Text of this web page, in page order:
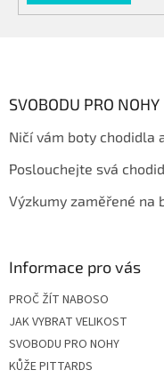
SVOBODU PRO NOHY
Ničí vám boty chodidla
Poslouchejte svá
Výzkumy zaměřené na
Informace pro vás
PROČ ŽÍT NABOSO
JAK VYBRAT VELIKOST
SVOBODU PRO NOHY
KŮŽE PITTARDS